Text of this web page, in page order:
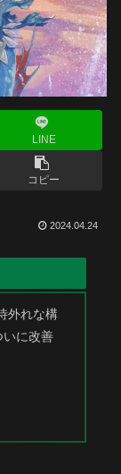
LINE
コピー
2024.04.24
外れな構
いに改善